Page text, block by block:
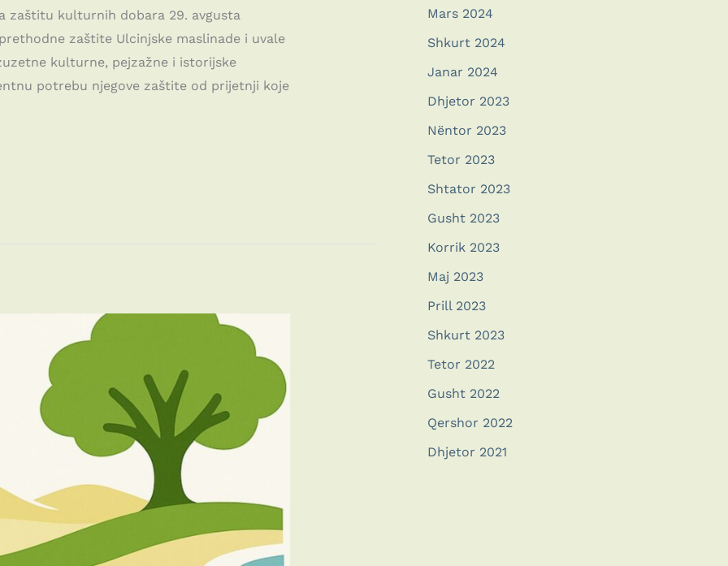
zaštitu kulturnih dobara 29. avgusta
zaštite Ulcinjske maslinade i uvale
kulturne, pejzažne i istorijske
potrebu njegove zaštite od prijetnji koje
Mars 2024
Shkurt 2024
Janar 2024
Dhjetor 2023
Nëntor 2023
Tetor 2023
Shtator 2023
Gusht 2023
Korrik 2023
Maj 2023
Prill 2023
Shkurt 2023
Tetor 2022
Gusht 2022
Qershor 2022
Dhjetor 2021